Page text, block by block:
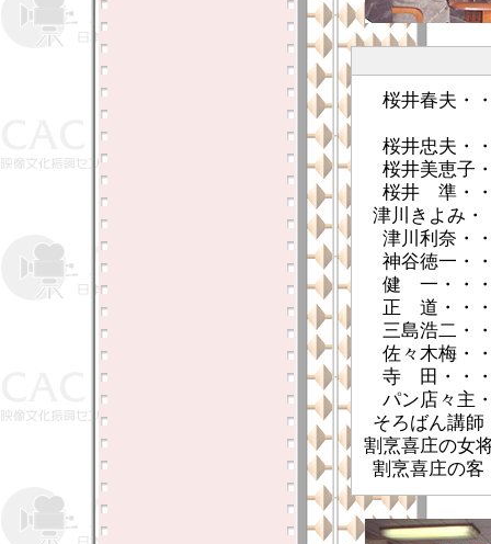
桜井春夫・
桜井忠夫・
桜井美恵子
桜井 準・
津川きよみ・
津川利奈・
神谷徳一・
健 一・・
正 道・・
三島浩二・
佐々木梅・
寺 田・・
パン店々主
そろばん講師
割烹喜庄の女
割烹喜庄の客